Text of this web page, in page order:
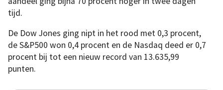
tijd.
De Dow Jones ging nipt in het rood met 0,3 procent,
de S&P500 won 0,4 procent en de Nasdaq deed er 0,7
procent bij tot een nieuw record van 13.635,99
punten.